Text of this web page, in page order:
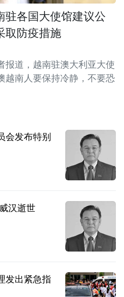
驻各国大使馆建议公
取防疫措施
报道，越南驻澳大利亚大使
越南人要保持冷静，不要恐
会发布特别
汉逝世
发出紧急指